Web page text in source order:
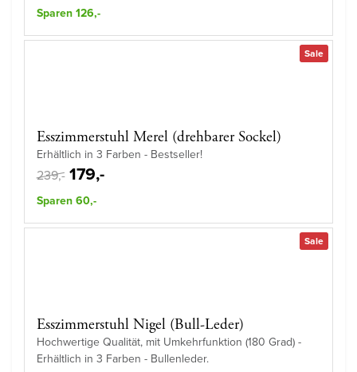
Sparen 126,-
Sale
Esszimmerstuhl Merel (drehbarer Sockel)
Erhältlich in 3 Farben - Bestseller!
239,- 179,-
Sparen 60,-
Sale
Esszimmerstuhl Nigel (Bull-Leder)
Hochwertige Qualität, mit Umkehrfunktion (180 Grad) -
Erhältlich in 3 Farben - Bullenleder.